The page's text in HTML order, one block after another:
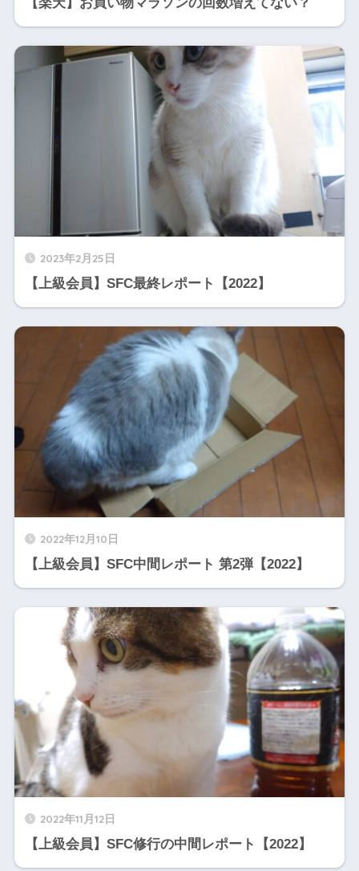
2023年2月25日
【上級会員】SFC最終レポート【2022】
2022年12月10日
【上級会員】SFC中間レポート 第2弾【2022】
2022年11月12日
【上級会員】SFC修行の中間レポート【2022】